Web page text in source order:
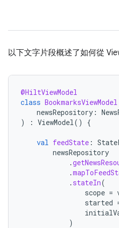
以下文字片段概述了如何從
@HiltViewModel
class BookmarksViewModel
newsRepository :
)
: ViewModel() {
val feedState :
newsRepository
.
.
. stateIn(
scope =
started
)